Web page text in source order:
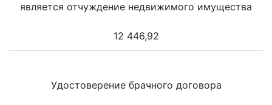
является отчуждение недвижимого имущества
12 446,92
Удостоверение брачного договора